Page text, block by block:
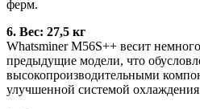
ферм.
6. Вес: 27,5 кг
Whatsminer M56S++ весит
предыдущие модели, что
высокопроизводительными
улучшенной системой